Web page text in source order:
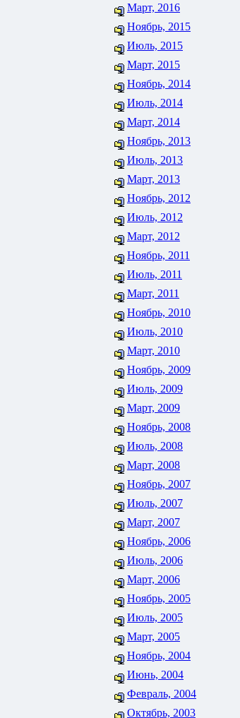
Март, 2016
Ноябрь, 2015
Июль, 2015
Март, 2015
Ноябрь, 2014
Июль, 2014
Март, 2014
Ноябрь, 2013
Июль, 2013
Март, 2013
Ноябрь, 2012
Июль, 2012
Март, 2012
Ноябрь, 2011
Июль, 2011
Март, 2011
Ноябрь, 2010
Июль, 2010
Март, 2010
Ноябрь, 2009
Июль, 2009
Март, 2009
Ноябрь, 2008
Июль, 2008
Март, 2008
Ноябрь, 2007
Июль, 2007
Март, 2007
Ноябрь, 2006
Июль, 2006
Март, 2006
Ноябрь, 2005
Июль, 2005
Март, 2005
Ноябрь, 2004
Июнь, 2004
Февраль, 2004
Октябрь, 2003